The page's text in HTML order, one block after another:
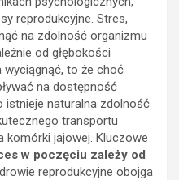
reprodukcyjne. Stres,
na zdolność organizmu
od głębokości
wyciągnąć, to że choć
na dostępność
istnieje naturalna zdolność
transportu
komórki jajowej. Kluczowe
w poczęciu zależy od
reprodukcyjne obojga